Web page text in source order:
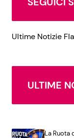
Ultime Notizie
ULTIME
La Ruota